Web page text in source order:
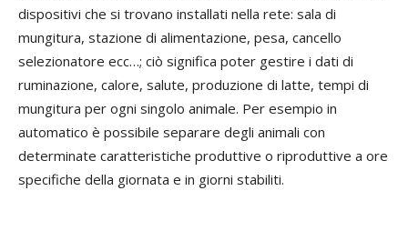
dispositivi che si trovano installati nella rete: sala di
mungitura, stazione di alimentazione, pesa, cancello
selezionatore ecc…; ciò significa poter gestire i dati di
ruminazione, calore, salute, produzione di latte, tempi di
mungitura per ogni singolo animale. Per esempio in
automatico è possibile separare degli animali con
determinate caratteristiche produttive o riproduttive a ore
specifiche della giornata e in giorni stabiliti.